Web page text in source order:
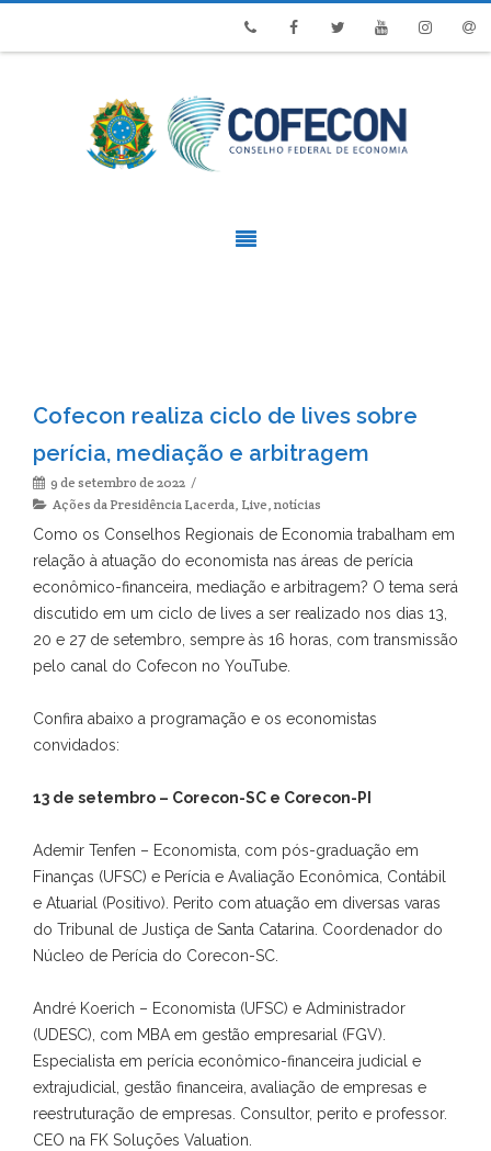
Cofecon realiza ciclo de lives sobre
perícia, mediação e arbitragem
9 de setembro de 2022
Ações da Presidência Lacerda, Live, notícias
Como os Conselhos Regionais de Economia trabalham em
relação à atuação do economista nas áreas de perícia
econômico-financeira, mediação e arbitragem? O tema será
discutido em um ciclo de lives a ser realizado nos dias 13,
20 e 27 de setembro, sempre às 16 horas, com transmissão
pelo canal do Cofecon no YouTube.
Confira abaixo a programação e os economistas
convidados:
13 de setembro – Corecon-SC e Corecon-PI
Ademir Tenfen – Economista, com pós-graduação em
Finanças (UFSC) e Perícia e Avaliação Econômica, Contábil
e Atuarial (Positivo). Perito com atuação em diversas varas
do Tribunal de Justiça de Santa Catarina. Coordenador do
Núcleo de Perícia do Corecon-SC.
André Koerich – Economista (UFSC) e Administrador
(UDESC), com MBA em gestão empresarial (FGV).
Especialista em perícia econômico-financeira judicial e
extrajudicial, gestão financeira, avaliação de empresas e
reestruturação de empresas. Consultor, perito e professor.
CEO na FK Soluções Valuation.